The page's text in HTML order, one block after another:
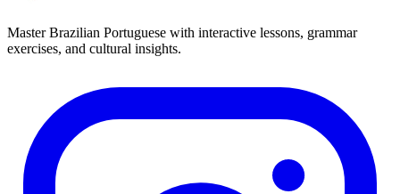
Master Brazilian Portuguese with interactive lessons, grammar
exercises, and cultural insights.